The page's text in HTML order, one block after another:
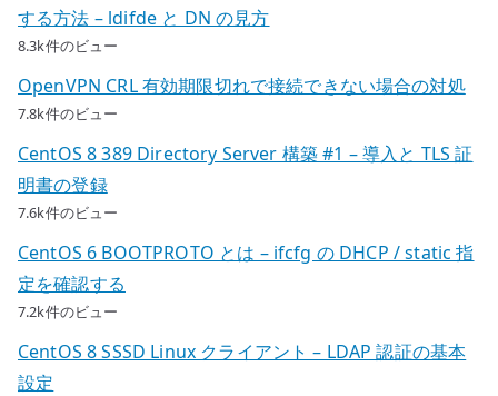
する方法 – ldifde と DN の見方
8.3k件のビュー
OpenVPN CRL 有効期限切れで接続できない場合の対処
7.8k件のビュー
CentOS 8 389 Directory Server 構築 #1 – 導入と TLS 証
明書の登録
7.6k件のビュー
CentOS 6 BOOTPROTO とは – ifcfg の DHCP / static 指
定を確認する
7.2k件のビュー
CentOS 8 SSSD Linux クライアント – LDAP 認証の基本
設定